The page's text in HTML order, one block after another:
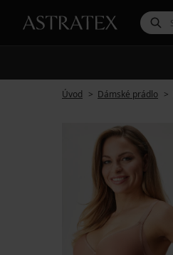
Úvod Dámské prádlo